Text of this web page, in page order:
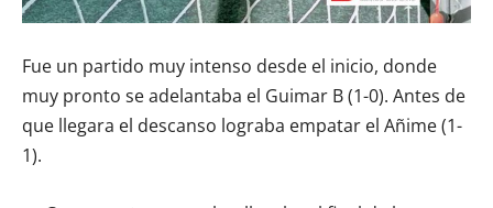
Fue un partido muy intenso desde el inicio, donde
muy pronto se adelantaba el Guimar B (1-0). Antes de
que llegara el descanso lograba empatar el Añime (1-
1).